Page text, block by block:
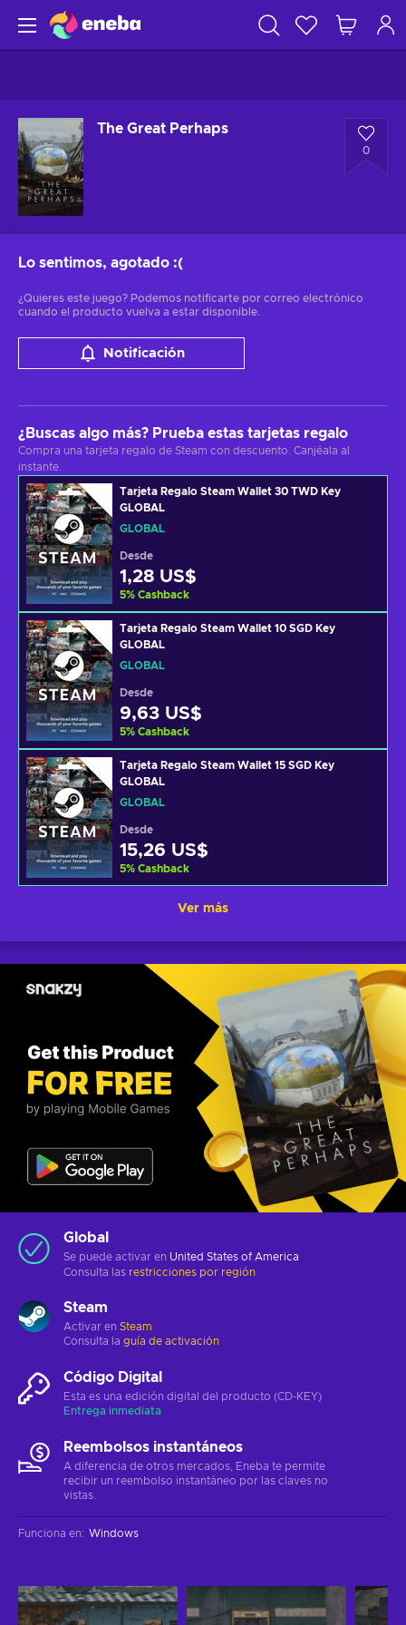
The Great Perhaps
0
Lo sentimos, agotado :(
¿Quieres este juego? Podemos notificarte por correo electrónico
cuando el producto vuelva a estar disponible.
Notificación
¿Buscas algo más? Prueba estas tarjetas regalo
Compra una tarjeta regalo de Steam con descuento. Canjéala al
instante.
Tarjeta Regalo Steam Wallet 30 TWD Key
GLOBAL
GLOBAL
Desde
1,28 US$
5% Cashback
Tarjeta Regalo Steam Wallet 10 SGD Key
GLOBAL
GLOBAL
Desde
9,63 US$
5% Cashback
Tarjeta Regalo Steam Wallet 15 SGD Key
GLOBAL
GLOBAL
Desde
15,26 US$
5% Cashback
Ver más
Global
Se puede activar en United States of America
Consulta las restricciones por región
Steam
Activar en Steam
Consulta la guía de activación
Código Digital
Esta es una edición digital del producto (CD-KEY)
Entrega inmediata
Reembolsos instantáneos
A diferencia de otros mercados, Eneba te permite
recibir un reembolso instantáneo por las claves no
vistas.
Funciona en: Windows